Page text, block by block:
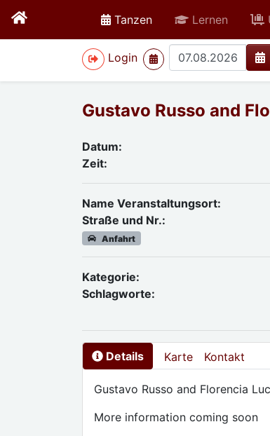
Tanzenactive Lernen
Login
>
Gustavo Russo and
Datum:
Zeit:
Name Veranstaltungsort:
Straße und Nr.:
Anfahrt
Kategorie:
Schlagworte:
Details Karte Kontakt
Gustavo Russo and Florencia
More information coming soon